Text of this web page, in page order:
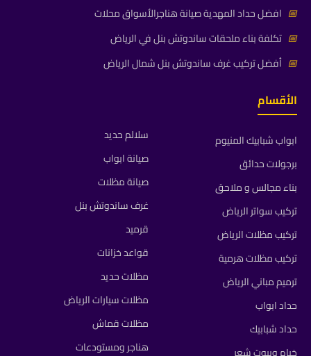
📅 افضل حداد المهدية صيانة هناجرالأسواق محلات
📅 تكلفة بناء ملحقات ساندوتش بنل في الرياض
📅 أفضل تركيب غرف ساندوتش بنل شمال الرياض
الأقسام
ابواب شبابيك المنيوم
برجولات حدائق
بناء مجالس و ملاحق
تركيب سواتر الرياض
تركيب مظلات الرياض
تركيب مظلات هرمية
ترميم مباني الرياض
حداد ابواب
حداد شبابيك
سلالم حديد
صيانة ابواب
صيانة مظلات
غرف ساندوتش بنل
قرميد
قواعد خزانات
مظلات حديد
مظلات سيارات الرياض
مظلات قماش
هناجر ومستودعات